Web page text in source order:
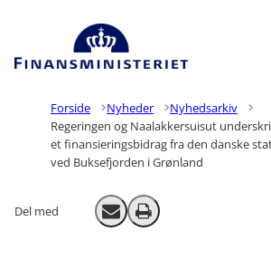
Gå til forsiden
Forside Nyheder
Nyhedsarkiv
Regeringen og Naalakkersuisut
et finansieringsbidrag fra den danske
ved Buksefjorden i Grønland
Del med Send email
Print